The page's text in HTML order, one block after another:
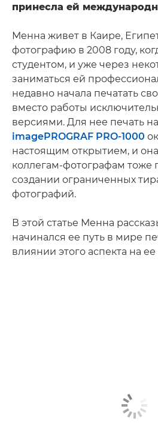
принесла ей
Менна живет в Каире,
фотографию в 2008 году,
студентом, и уже через
заниматься ей
недавно начала печатать
вместо работы
версиями. Для нее печать
imagePROGRAF PRO-1000
настоящим открытием, и
коллегам-фотографам тоже
создании ограниченных
фотографий.
В этой статье Менна
начинался ее путь в мире
влиянии этого аспекта на ее